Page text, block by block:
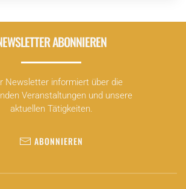
ABONNIEREN
Newsletter informiert über die
Veranstaltungen und unsere
aktuellen Tätigkeiten.
ABONNIEREN